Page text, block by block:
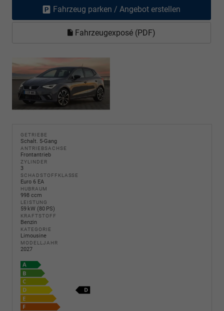
Fahrzeug parken / Angebot erstellen
Fahrzeugexposé (PDF)
GETRIEBE
Schalt. 5-Gang
ANTRIEBSACHSE
Frontantrieb
ZYLINDER
3
SCHADSTOFFKLASSE
Euro 6 EA
HUBRAUM
998 ccm
LEISTUNG
59 kW (80 PS)
KRAFTSTOFF
Benzin
KATEGORIE
Limousine
MODELLJAHR
2027